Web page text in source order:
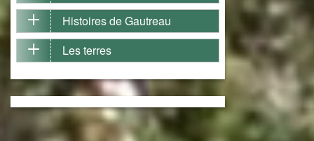
Histoires de Gautreau
Les terres